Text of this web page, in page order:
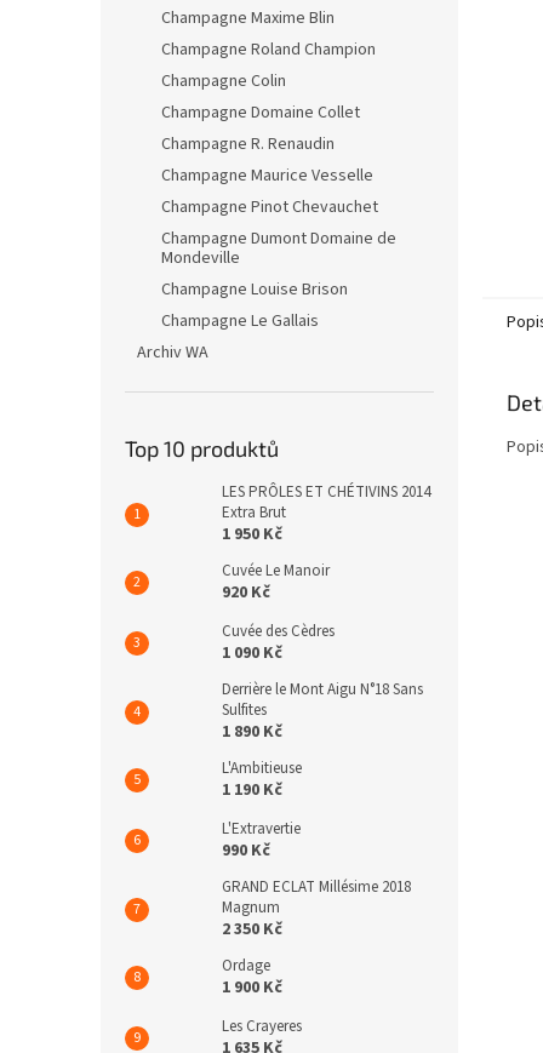
Champagne Maxime Blin
Champagne Roland Champion
Champagne Colin
Champagne Domaine Collet
Champagne R. Renaudin
Champagne Maurice Vesselle
Champagne Pinot Chevauchet
Champagne Dumont Domaine de
Mondeville
Champagne Louise Brison
Champagne Le Gallais
Archiv WA
Top 10 produktů
LES PRÔLES ET CHÉTIVINS 2014
Extra Brut
1 950 Kč
Cuvée Le Manoir
920 Kč
Cuvée des Cèdres
1 090 Kč
Derrière le Mont Aigu N°18 Sans
Sulfites
1 890 Kč
L'Ambitieuse
1 190 Kč
L'Extravertie
990 Kč
GRAND ECLAT Millésime 2018
Magnum
2 350 Kč
Ordage
1 900 Kč
Les Crayeres
1 635 Kč